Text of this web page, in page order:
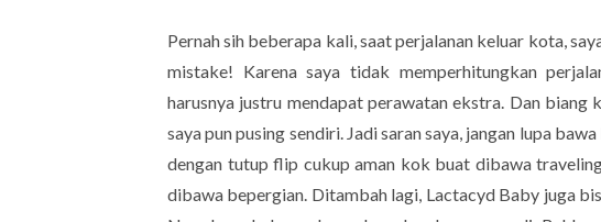
Pernah sih beberapa kali, saat perjalanan keluar kota,
mistake! Karena saya tidak memperhitungkan
harusnya justru mendapat perawatan ekstra. Dan
saya pun pusing sendiri. Jadi saran saya, jangan lupa
dengan tutup flip cukup aman kok buat dibawa
dibawa bepergian. Ditambah lagi, Lactacyd Baby juga